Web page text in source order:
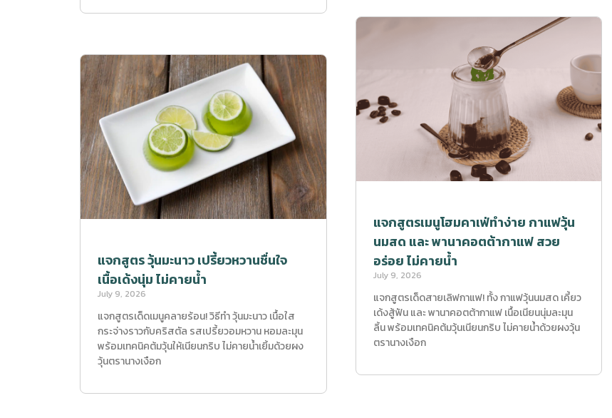
แจกสูตร วุ้นมะนาว เปรี้ยวหวานชื่นใจ
เนื้อเด้งนุ่ม ไม่คายน้ำ
July 9, 2026
แจกสูตรเด็ดเมนูคลายร้อน! วิธีทำ วุ้นมะนาว เนื้อใส
กระจ่างราวกับคริสตัล รสเปรี้ยวอมหวาน หอมละมุน
พร้อมเทคนิคต้มวุ้นให้เนียนกริบ ไม่คายน้ำเยิ้มด้วยผง
วุ้นตรานางเงือก
แจกสูตรเมนูโฮมคาเฟ่ทำง่าย กาแฟวุ้น
นมสด และ พานาคอตต้ากาแฟ สวย
อร่อย ไม่คายน้ำ
July 9, 2026
แจกสูตรเด็ดสายเลิฟกาแฟ! ทั้ง กาแฟวุ้นนมสด เคี้ยว
เด้งสู้ฟัน และ พานาคอตต้ากาแฟ เนื้อเนียนนุ่มละมุน
ลิ้น พร้อมเทคนิคต้มวุ้นเนียนกริบ ไม่คายน้ำด้วยผงวุ้น
ตรานางเงือก